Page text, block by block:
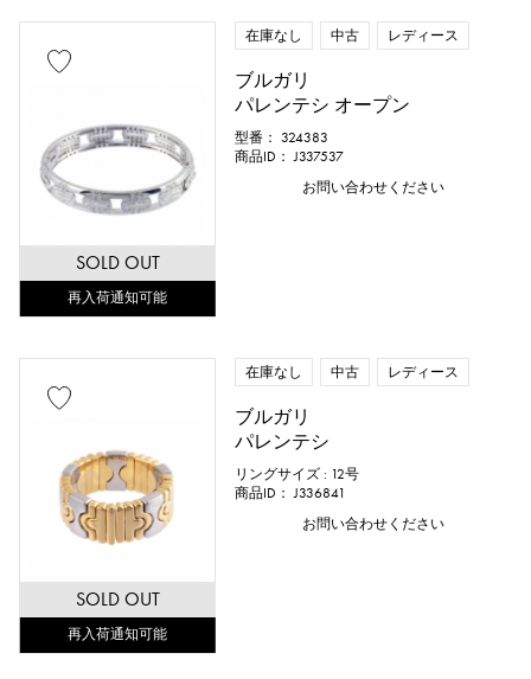
SOLD OUT
再入荷通知可能
在庫なし 中古 レディース
ブルガリ
パレンテシ オープン
型番： 324383
商品ID： J337537
お問い合わせください
SOLD OUT
再入荷通知可能
在庫なし 中古 レディース
ブルガリ
パレンテシ
リングサイズ : 12号
商品ID： J336841
お問い合わせください